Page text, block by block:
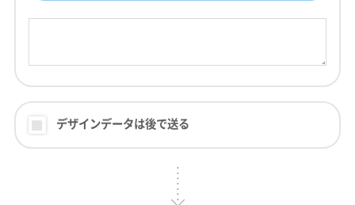
デザインデータは後で送る